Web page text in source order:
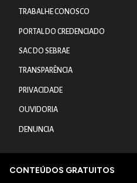
TRABALHE CONOSCO
PORTAL DO CREDENCIADO
SAC DO SEBRAE
TRANSPARÊNCIA
PRIVACIDADE
OUVIDORIA
DENUNCIA
CONTEÚDOS GRATUITOS